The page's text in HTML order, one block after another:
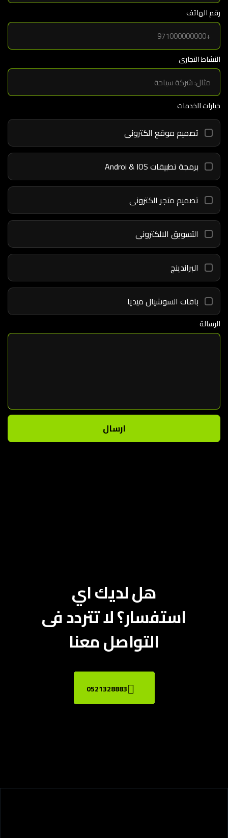
رقم الهاتف
النشاط التجارى
خيارات الخدمات
تصميم موقع الكترونى
برمجة تطبيقات Androi & IOS
تصميم متجر الكترونى
التسويق الالكترونى
البراندينج
باقات السوشيال ميديا
الرسالة
ارسال
هل لديك اي
استفسار؟ لا تتردد فى
التواصل معنا
0521328883